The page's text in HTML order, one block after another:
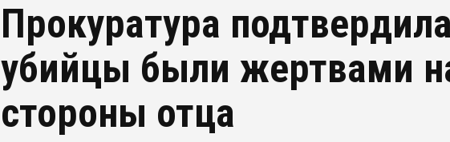
Прокуратура
убийцы были жертвами
стороны отца